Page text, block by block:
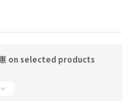
惠 on selected products